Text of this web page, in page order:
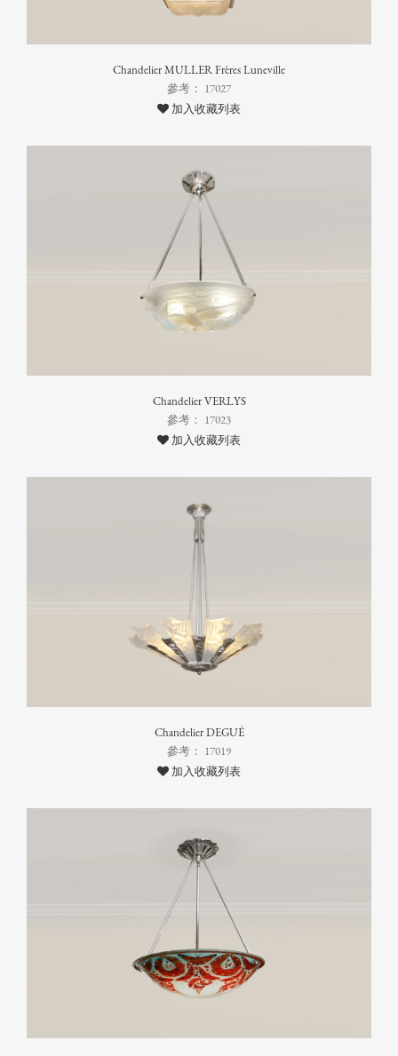
Chandelier MULLER Frères Luneville
參考： 17027
加入收藏列表
Chandelier VERLYS
參考： 17023
加入收藏列表
Chandelier DEGUÉ
參考： 17019
加入收藏列表